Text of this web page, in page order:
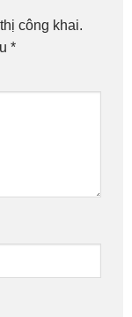
công khai.
*